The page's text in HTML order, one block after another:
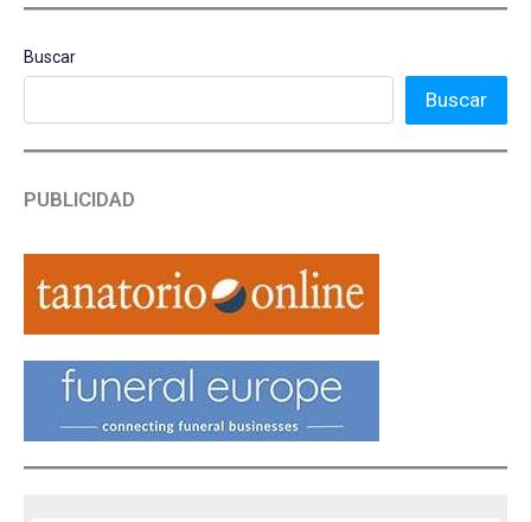
Buscar
Buscar
PUBLICIDAD